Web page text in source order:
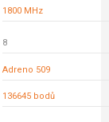
1800 MHz
8
Adreno 509
136645 bodů